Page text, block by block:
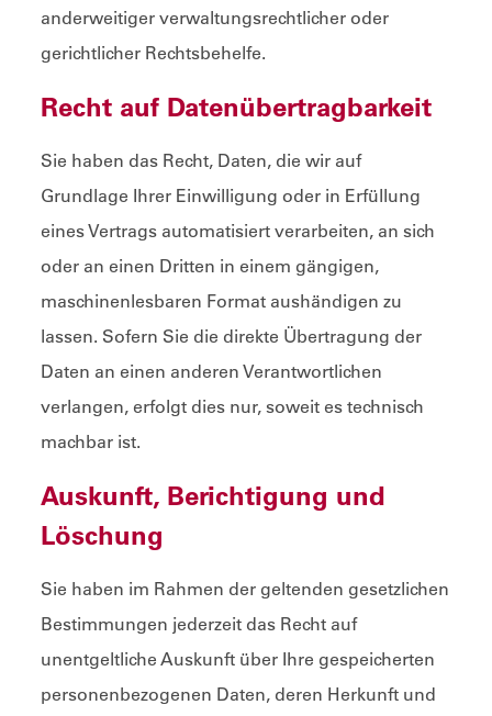
anderweitiger verwaltungsrechtlicher oder
gerichtlicher Rechtsbehelfe.
Recht auf Daten­übertrag­barkeit
Sie haben das Recht, Daten, die wir auf
Grundlage Ihrer Einwilligung oder in Erfüllung
eines Vertrags automatisiert verarbeiten, an sich
oder an einen Dritten in einem gängigen,
maschinenlesbaren Format aushändigen zu
lassen. Sofern Sie die direkte Übertragung der
Daten an einen anderen Verantwortlichen
verlangen, erfolgt dies nur, soweit es technisch
machbar ist.
Auskunft, Berichtigung und
Löschung
Sie haben im Rahmen der geltenden gesetzlichen
Bestimmungen jederzeit das Recht auf
unentgeltliche Auskunft über Ihre gespeicherten
personenbezogenen Daten, deren Herkunft und